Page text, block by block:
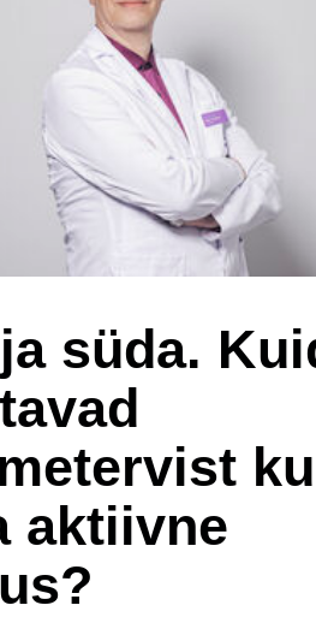
süda.
aktiivne